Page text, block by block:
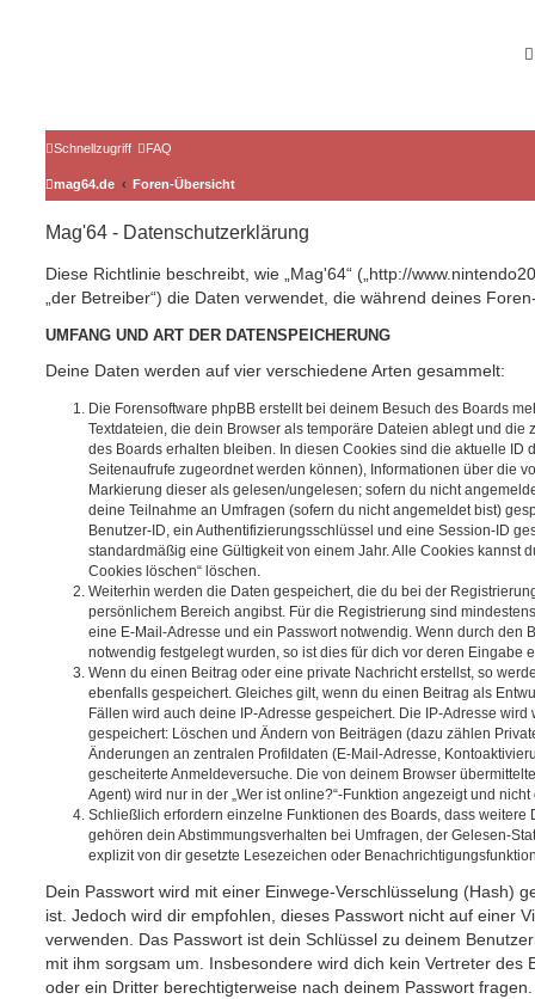
Schnellzugriff FAQ
mag64.de Foren-Übersicht
Mag'64 - Datenschutzerklärung
Diese Richtlinie beschreibt, wie „Mag'64“ („http://
„der Betreiber“) die Daten verwendet, die während deines
UMFANG UND ART DER DATENSPEICHERUNG
Deine Daten werden auf vier verschiedene Arten gesammelt:
Die Forensoftware phpBB erstellt bei deinem Besuch des Boards
Textdateien, die dein Browser als temporäre Dateien ablegt und die
des Boards erhalten bleiben. In diesen Cookies sind die aktuelle ID
Seitenaufrufe zugeordnet werden können), Informationen über die
Markierung dieser als gelesen/ungelesen; sofern du nicht
deine Teilnahme an Umfragen (sofern du nicht angemeldet bist)
Benutzer-ID, ein Authentifizierungsschlüssel und eine Session-ID
standardmäßig eine Gültigkeit von einem Jahr. Alle Cookies kannst
Cookies löschen“ löschen.
Weiterhin werden die Daten gespeichert, die du bei der
persönlichem Bereich angibst. Für die Registrierung sind
eine E-Mail-Adresse und ein Passwort notwendig. Wenn durch den
notwendig festgelegt wurden, so ist dies für dich vor deren Eingabe
Wenn du einen Beitrag oder eine private Nachricht erstellst, so
ebenfalls gespeichert. Gleiches gilt, wenn du einen Beitrag als
Fällen wird auch deine IP-Adresse gespeichert. Die IP-Adresse
gespeichert: Löschen und Ändern von Beiträgen (dazu zählen
Änderungen an zentralen Profildaten (E-Mail-Adresse,
gescheiterte Anmeldeversuche. Die von deinem Browser
Agent) wird nur in der „Wer ist online?“-Funktion angezeigt und
Schließlich erfordern einzelne Funktionen des Boards, dass weitere
gehören dein Abstimmungsverhalten bei Umfragen, der Gelesen-
explizit von dir gesetzte Lesezeichen oder
Dein Passwort wird mit einer Einwege-Verschlüsselung (Hash)
ist. Jedoch wird dir empfohlen, dieses Passwort nicht auf einer
verwenden. Das Passwort ist dein Schlüssel zu deinem
mit ihm sorgsam um. Insbesondere wird dich kein Vertreter des
oder ein Dritter berechtigterweise nach deinem Passwort